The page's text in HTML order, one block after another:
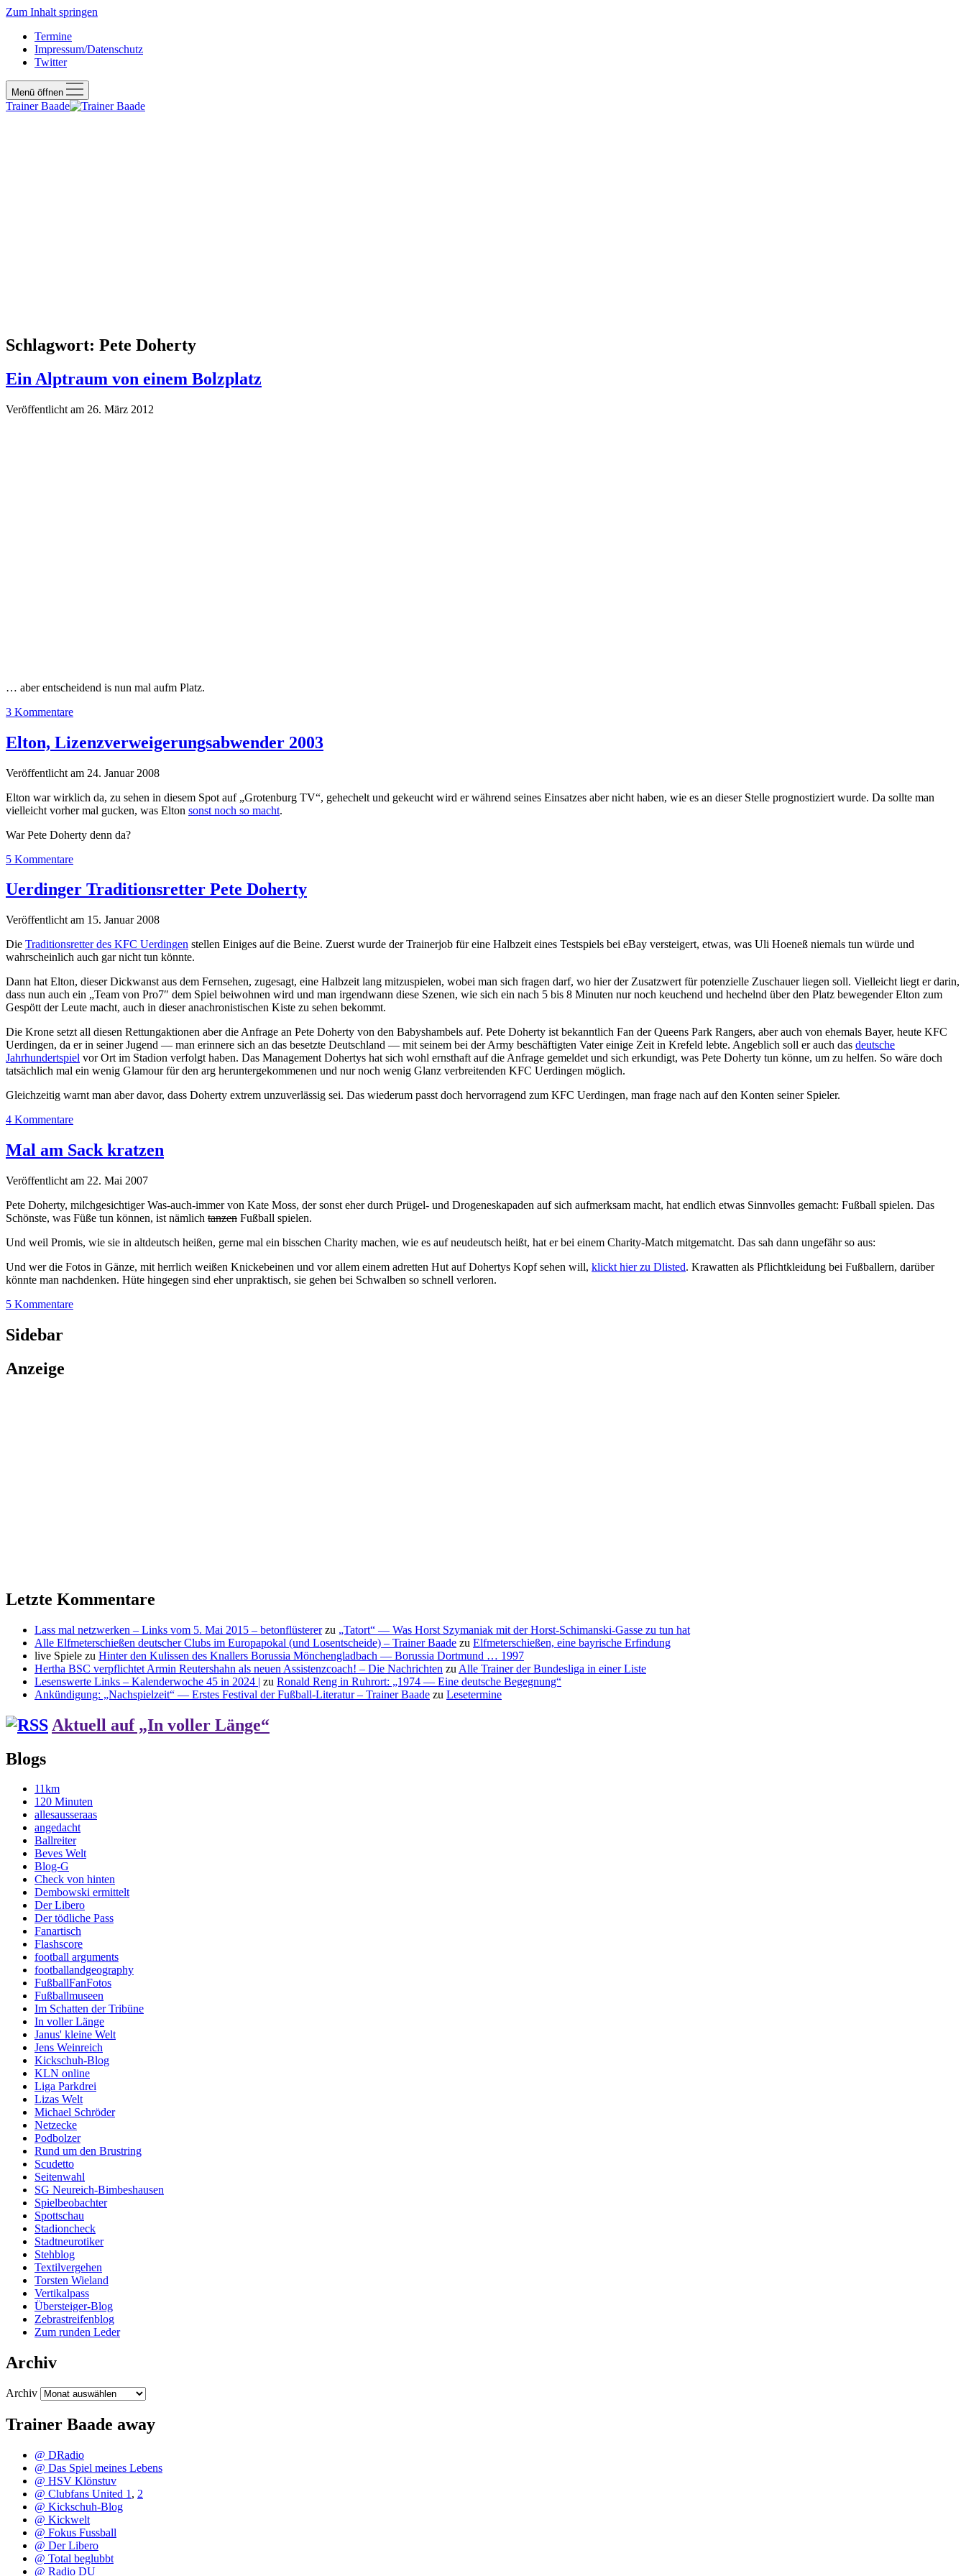
Zum Inhalt springen
Termine
Impressum/Datenschutz
Twitter
Menü öffnen
Trainer Baade
Schlagwort: Pete Doherty
Ein Alptraum von einem Bolzplatz
Veröffentlicht am 26. März 2012
… aber entscheidend is nun mal aufm Platz.
3 Kommentare
Elton, Lizenzverweigerungsabwender 2003
Veröffentlicht am 24. Januar 2008
Elton war wirklich da, zu sehen in diesem Spot auf „Grotenburg TV“, gehechelt und gekeucht wird er während seines Einsatzes aber nicht haben, wie es an dieser Stelle prognostiziert wurde. Da sollte man
vielleicht vorher mal gucken, was Elton sonst noch so macht.
War Pete Doherty denn da?
5 Kommentare
Uerdinger Traditionsretter Pete Doherty
Veröffentlicht am 15. Januar 2008
Die Traditionsretter des KFC Uerdingen stellen Einiges auf die Beine. Zuerst wurde der Trainerjob für eine Halbzeit eines Testspiels bei eBay versteigert, etwas, was Uli Hoeneß niemals tun würde und
wahrscheinlich auch gar nicht tun könnte.
Dann hat Elton, dieser Dickwanst aus dem Fernsehen, zugesagt, eine Halbzeit lang mitzuspielen, wobei man sich fragen darf, wo hier der Zusatzwert für potenzielle Zuschauer liegen soll. Vielleicht liegt er darin,
dass nun auch ein „Team von Pro7″ dem Spiel beiwohnen wird und man irgendwann diese Szenen, wie sich ein nach 5 bis 8 Minuten nur noch keuchend und hechelnd über den Platz bewegender Elton zum
Gespött der Leute macht, auch in dieser anachronistischen Kiste zu sehen bekommt.
Die Krone setzt all diesen Rettungaktionen aber die Anfrage an Pete Doherty von den Babyshambels auf. Pete Doherty ist bekanntlich Fan der Queens Park Rangers, aber auch von ehemals Bayer, heute KFC
Uerdingen, da er in seiner Jugend — man erinnere sich an das besetzte Deutschland — mit seinem bei der Army beschäftigten Vater einige Zeit in Krefeld lebte. Angeblich soll er auch das deutsche
Jahrhundertspiel vor Ort im Stadion verfolgt haben. Das Management Dohertys hat sich wohl ernsthaft auf die Anfrage gemeldet und sich erkundigt, was Pete Doherty tun könne, um zu helfen. So wäre doch
tatsächlich mal ein wenig Glamour für den arg heruntergekommenen und nur noch wenig Glanz verbreitenden KFC Uerdingen möglich.
Gleichzeitig warnt man aber davor, dass Doherty extrem unzuverlässig sei. Das wiederum passt doch hervorragend zum KFC Uerdingen, man frage nach auf den Konten seiner Spieler.
4 Kommentare
Mal am Sack kratzen
Veröffentlicht am 22. Mai 2007
Pete Doherty, milchgesichtiger Was-auch-immer von Kate Moss, der sonst eher durch Prügel- und Drogeneskapaden auf sich aufmerksam macht, hat endlich etwas Sinnvolles gemacht: Fußball spielen. Das
Schönste, was Füße tun können, ist nämlich tanzen Fußball spielen.
Und weil Promis, wie sie in altdeutsch heißen, gerne mal ein bisschen Charity machen, wie es auf neudeutsch heißt, hat er bei einem Charity-Match mitgematcht. Das sah dann ungefähr so aus:
Und wer die Fotos in Gänze, mit herrlich weißen Knickebeinen und vor allem einem adretten Hut auf Dohertys Kopf sehen will, klickt hier zu Dlisted. Krawatten als Pflichtkleidung bei Fußballern, darüber
könnte man nachdenken. Hüte hingegen sind eher unpraktisch, sie gehen bei Schwalben so schnell verloren.
5 Kommentare
Sidebar
Anzeige
Letzte Kommentare
Lass mal netzwerken – Links vom 5. Mai 2015 – betonflüstererzu „Tatort“ — Was Horst Szymaniak mit der Horst-Schimanski-Gasse zu tun hat
Alle Elfmeterschießen deutscher Clubs im Europapokal (und Losentscheide) – Trainer Baade zu Elfmeterschießen, eine bayrische Erfindung
live Spiele zu Hinter den Kulissen des Knallers Borussia Mönchengladbach — Borussia Dortmund … 1997
Hertha BSC verpflichtet Armin Reutershahn als neuen Assistenzcoach! – Die Nachrichten zu Alle Trainer der Bundesliga in einer Liste
Lesenswerte Links – Kalenderwoche 45 in 2024 | zu Ronald Reng in Ruhrort: „1974 — Eine deutsche Begegnung“
Ankündigung: „Nachspielzeit“ — Erstes Festival der Fußball-Literatur – Trainer Baade zu Lesetermine
Aktuell auf „In voller Länge“
Blogs
11km
120 Minuten
allesausseraas
angedacht
Ballreiter
Beves Welt
Blog-G
Check von hinten
Dembowski ermittelt
Der Libero
Der tödliche Pass
Fanartisch
Flashscore
football arguments
footballandgeography
FußballFanFotos
Fußballmuseen
Im Schatten der Tribüne
In voller Länge
Janus' kleine Welt
Jens Weinreich
Kickschuh-Blog
KLN online
Liga Parkdrei
Lizas Welt
Michael Schröder
Netzecke
Podbolzer
Rund um den Brustring
Scudetto
Seitenwahl
SG Neureich-Bimbeshausen
Spielbeobachter
Spottschau
Stadioncheck
Stadtneurotiker
Stehblog
Textilvergehen
Torsten Wieland
Vertikalpass
Übersteiger-Blog
Zebrastreifenblog
Zum runden Leder
Archiv
Archiv
Trainer Baade away
@ DRadio
@ Das Spiel meines Lebens
@ HSV Klönstuv
@ Clubfans United 1 , 2
@ Kickschuh-Blog
@ Kickwelt
@ Fokus Fussball
@ Der Libero
@ Total beglubbt
@ Radio DU